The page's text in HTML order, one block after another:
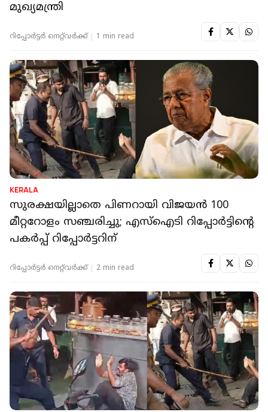
മുഖ്യമന്ത്രി
റിപ്പോർട്ടർ നെറ്റ്‌വര്‍ക്ക്‌ 1 min read
KERALA
സുരക്ഷയില്ലാതെ പിണറായി വിജയന്‍ 100
മീറ്ററോളം സഞ്ചരിച്ചു; എസ്‌ഐടി റിപ്പോര്‍ട്ടിന്റെ
പകര്‍പ്പ് റിപ്പോര്‍ട്ടറിന്
റിപ്പോർട്ടർ നെറ്റ്‌വര്‍ക്ക്‌ 2 min read